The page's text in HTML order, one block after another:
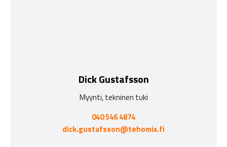
Dick Gustafsson
Myynti, tekninen tuki
040 546 4874
dick.gustafsson@tehomix.fi